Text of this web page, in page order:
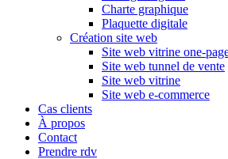
Charte graphique
Plaquette digitale
Création site web
Site web vitrine one-
Site web tunnel de vente
Site web vitrine
Site web e-commerce
Cas clients
À propos
Contact
Prendre rdv